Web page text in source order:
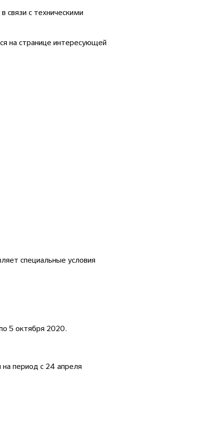
связи с техническими
на странице интересующей
специальные условия
5 октября 2020.
период с 24 апреля